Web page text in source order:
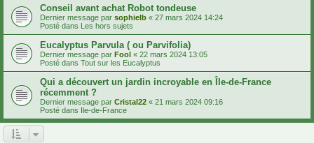
Conseil avant achat Robot tondeuse
Dernier message par sophielb « 27 mars 2024 14:24
Posté dans Les hors sujets
Eucalyptus Parvula ( ou Parvifolia)
Dernier message par Fool « 22 mars 2024 13:05
Posté dans Tout sur les Eucalyptus
Qui a découvert un jardin incroyable en Île-de-France
récemment ?
Dernier message par Cristal22 « 21 mars 2024 09:16
Posté dans Ile-de-France